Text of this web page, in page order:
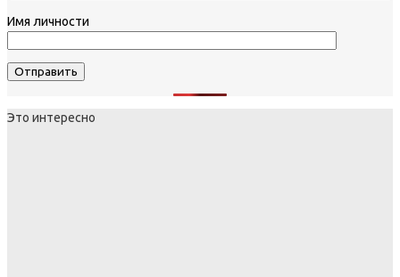
Имя личности
Это интересно